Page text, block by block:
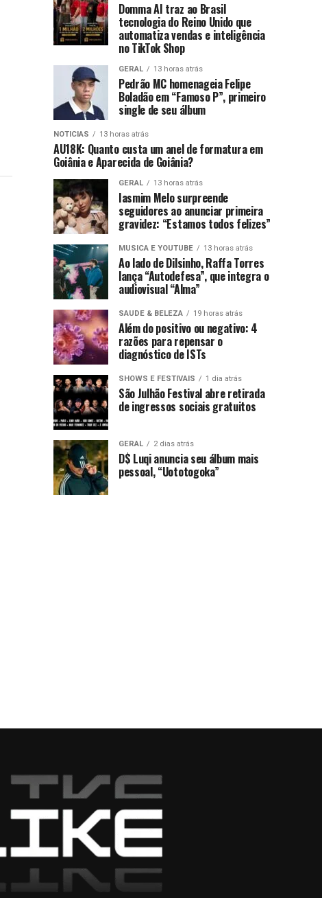
Domma AI traz ao Brasil
tecnologia do Reino Unido que
automatiza vendas e inteligência
no TikTok Shop
GERAL 13 horas atrás
Pedrão MC homenageia Felipe
Boladão em “Famoso P”, primeiro
single de seu álbum
NOTICIAS 13 horas atrás
AU18K: Quanto custa um anel de formatura em
Goiânia e Aparecida de Goiânia?
GERAL 13 horas atrás
Iasmim Melo surpreende
seguidores ao anunciar primeira
gravidez: “Estamos todos felizes”
MUSICA E YOUTUBE 13 horas atrás
Ao lado de Dilsinho, Raffa Torres
lança “Autodefesa”, que integra o
audiovisual “Alma”
SAUDE & BELEZA 19 horas atrás
Além do positivo ou negativo: 4
razões para repensar o
diagnóstico de ISTs
SHOWS E FESTIVAIS 1 dia atrás
São Julhão Festival abre retirada
de ingressos sociais gratuitos
GERAL 2 dias atrás
D$ Luqi anuncia seu álbum mais
pessoal, “Uototogoka”